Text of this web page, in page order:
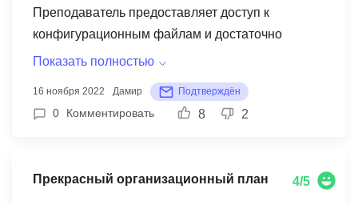
Преподаватель предоставляет доступ к
конфигурационным файлам и достаточно
подробно объяснет их содержимое. -
на все вопросы Из минусов: - Маловато
домашних заданий на курсе, хотелось бы
внутри локальной сети, настроив 2 вирутальных
Показать полностью
16 ноября 2022 Дамир Подтверждён
0 Комментировать 8 2
Прекрасный организационный план 4/5